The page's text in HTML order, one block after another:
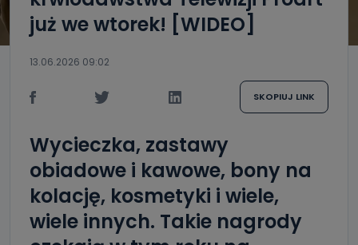
już we wtorek! [WIDEO]
13.06.2026 09:02
SKOPIUJ LINK
Wycieczka, zastawy
obiadowe i kawowe, bony na
kolację, kosmetyki i wiele,
wiele innych. Takie nagrody